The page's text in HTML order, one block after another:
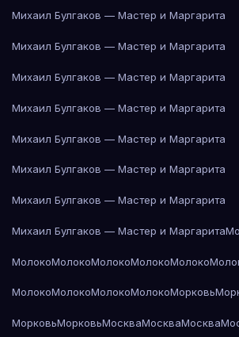
Михаил Булгаков — Мастер и Маргарита
Михаил Булгаков — Мастер и Маргарита
Михаил Булгаков — Мастер и Маргарита
Михаил Булгаков — Мастер и Маргарита
Михаил Булгаков — Мастер и Маргарита
Михаил Булгаков — Мастер и Маргарита
Михаил Булгаков — Мастер и Маргарита
Михаил Булгаков — Мастер и Маргарита
МолокоМолокоМолокоМолокоМолоко
МолокоМолокоМолокоМолокоМорковь
МорковьМорковьМоскваМоскваМосква